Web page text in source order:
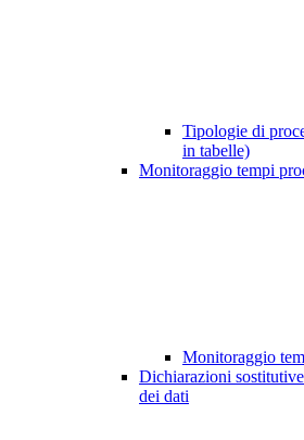
Tipologie di
in tabelle)
Monitoraggio tempi
Monitoraggio
Dichiarazioni
dei dati